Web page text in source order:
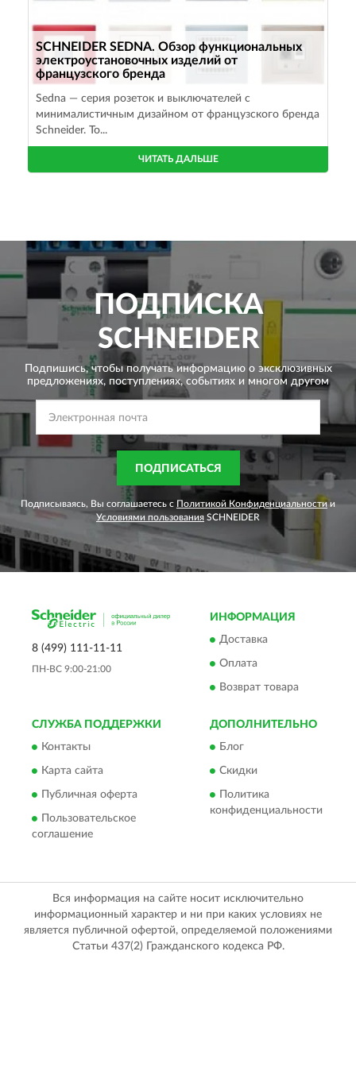
SCHNEIDER SEDNA. Обзор функциональных
электроустановочных изделий от
французского бренда
Sedna — серия розеток и выключателей с
минималистичным дизайном от французского бренда
Schneider. То...
ЧИТАТЬ ДАЛЬШЕ
ПОДПИСКА
SCHNEIDER
Подпишись, чтобы получать информацию о эксклюзивных
предложениях, поступлениях, событиях и многом другом
ПОДПИСАТЬСЯ
Подписываясь, Вы соглашаетесь с Политикой Конфиденциальности и
Условиями пользованияSCHNEIDER
8 (499) 111-11-11
ПН-ВС 9:00-21:00
ИНФОРМАЦИЯ
Доставка
Оплата
Возврат товара
СЛУЖБА ПОДДЕРЖКИ
Контакты
Карта сайта
Публичная оферта
Пользовательское
соглашение
ДОПОЛНИТЕЛЬНО
Блог
Скидки
Политика
конфиденциальности
Вся информация на сайте носит исключительно
информационный характер и ни при каких условиях не
является публичной офертой, определяемой положениями
Статьи 437(2) Гражданского кодекса РФ.